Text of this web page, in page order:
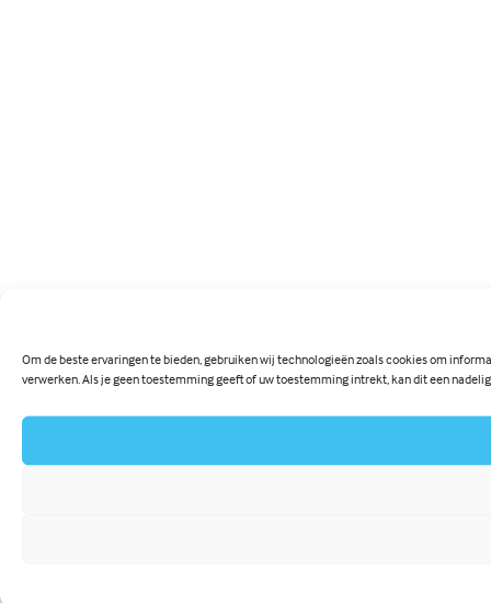
Om de beste ervaringen te bieden, gebruiken wij technologieën zoals cookies om
verwerken. Als je geen toestemming geeft of uw toestemming intrekt, kan dit een